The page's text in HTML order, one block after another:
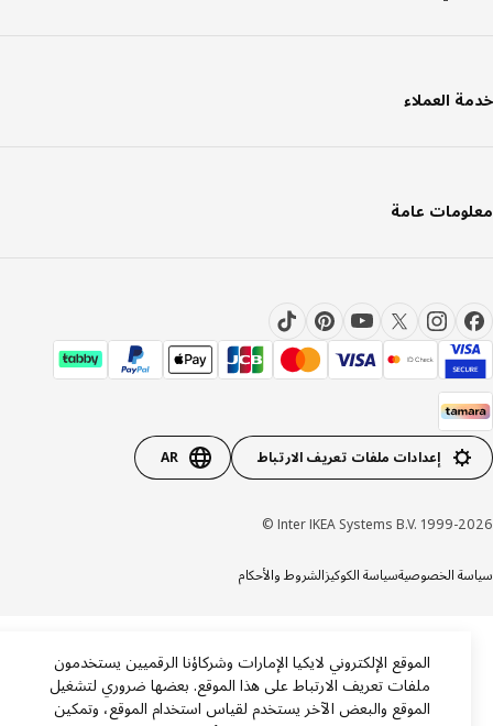
العملاء
عامة
إعدادات ملفات تعريف الارتباط AR
Inter IKEA Systems B.V. 1999-
الخصوصيةسياسة الكوكيزالشروط والأحكام
الموقع الإلكتروني لايكيا الإمارات وشركاؤنا الرقميين يستخدمون
ملفات تعريف الارتباط على هذا الموقع. بعضها ضروري لتشغيل
الموقع والبعض الآخر يستخدم لقياس استخدام الموقع، وتمكين